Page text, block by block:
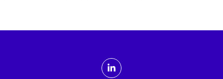
ADMTV sur les réseaux sociaux
Linkedin